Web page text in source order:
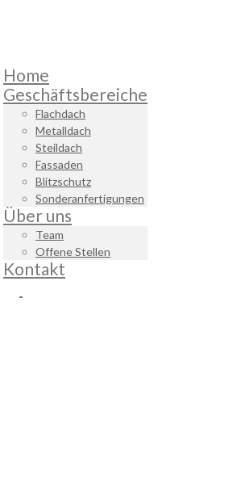
Home
Geschäftsbereiche
Flachdach
Metalldach
Steildach
Fassaden
Blitzschutz
Sonderanfertigungen
Über uns
Team
Offene Stellen
Kontakt